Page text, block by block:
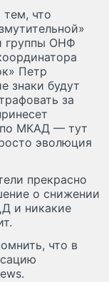
тем, что
группы ОНФ
Петр
знаки будут
за
МКАД — тут
эволюция
прекрасно
о снижении
и никакие
что в